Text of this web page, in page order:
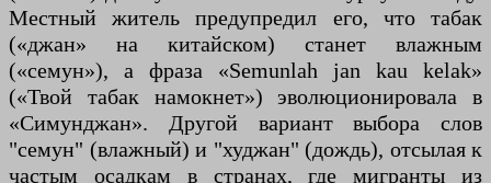
Местный житель предупредил его, что табак
(«джан» на китайском) станет влажным
(«семун»), а фраза «Semunlah jan kau kelak»
(«Твой табак намокнет») эволюционировала в
«Симунджан». Другой вариант выбора слов
"семун" (влажный) и "худжан" (дождь), отсылая к
частым осадкам в странах, где мигранты из